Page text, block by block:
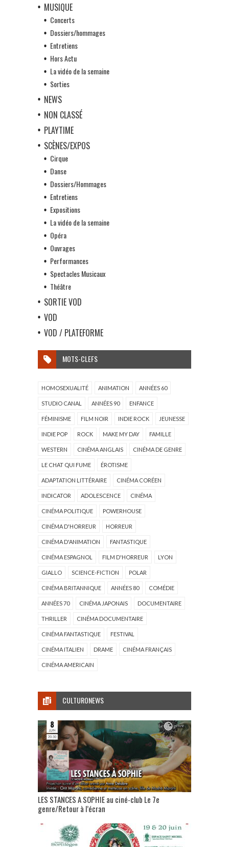
MUSIQUE
Concerts
Dossiers/hommages
Entretiens
Hors Actu
La vidéo de la semaine
Sorties
NEWS
NON CLASSÉ
PLAYTIME
SCÈNES/EXPOS
Cirque
Danse
Dossiers/Hommages
Entretiens
Expositions
La vidéo de la semaine
Opéra
Ouvrages
Performances
Spectacles Musicaux
Théâtre
SORTIE VOD
VOD
VOD / PLATEFORME
MOTS-CLEFS
HOMOSEXUALITÉ ANIMATION ANNÉES 60
STUDIO CANAL ANNÉES 90 ENFANCE
FÉMINISME FILM NOIR INDIE ROCK JEUNESSE
INDIE POP ROCK MAKE MY DAY FAMILLE
WESTERN CINÉMA ANGLAIS CINÉMA DE GENRE
LE CHAT QUI FUME ÉROTISME
ADAPTATION LITTÉRAIRE CINÉMA CORÉEN
INDICATOR ADOLESCENCE CINÉMA
CINÉMA POLITIQUE POWERHOUSE
CINÉMA D'HORREUR HORREUR
CINÉMA D'ANIMATION FANTASTIQUE
CINÉMA ESPAGNOL FILM D'HORREUR LYON
GIALLO SCIENCE-FICTION POLAR
CINÉMA BRITANNIQUE ANNÉES 80 COMÉDIE
ANNÉES 70 CINÉMA JAPONAIS DOCUMENTAIRE
THRILLER CINÉMA DOCUMENTAIRE
CINÉMA FANTASTIQUE FESTIVAL
CINÉMA ITALIEN DRAME CINÉMA FRANÇAIS
CINÉMA AMERICAIN
CULTURONEWS
LES STANCES A SOPHIE au ciné-club Le 7e
genre/Retour à l’écran